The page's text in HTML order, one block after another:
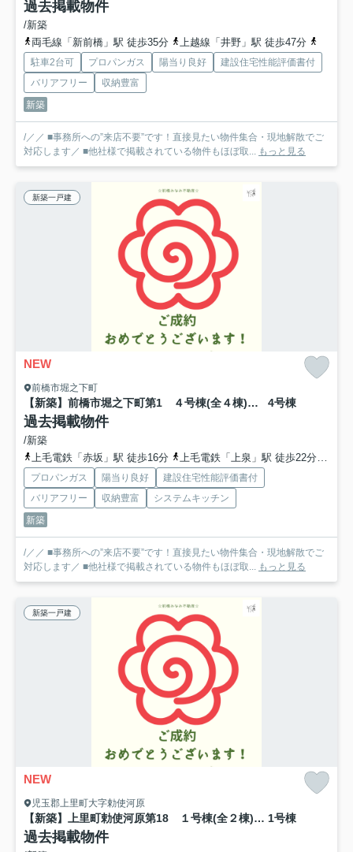
過去掲載物件
/新築
両毛線「新前橋」駅 徒歩35分
上越線「井野」駅 徒歩47分
駐車2台可 プロパンガス 陽当り良好
建設住宅性能評価書付
バリアフリー
収納豊富
新築
/／／ ■事務所への”来店不要”です！直接見たい物件集合・現地解散でご
対応します／ ■他社様で掲載されている物件もほぼ取...
もっと見る
新築一戸建
NEW
前橋市堀之下町
【新築】前橋市堀之下町第1 ４号棟(全４棟) クレイドルガーデン 新築建売分譲 4号棟
過去掲載物件
/新築
上毛電鉄「赤坂」駅 徒歩16分
上毛電鉄「上泉」駅 徒歩22分
プロパンガス 陽当り良好
建設住宅性能評価書付
バリアフリー
収納豊富
システムキッチン
新築
/／／ ■事務所への”来店不要”です！直接見たい物件集合・現地解散でご
対応します／ ■他社様で掲載されている物件もほぼ取...
もっと見る
新築一戸建
NEW
児玉郡上里町大字勅使河原
【新築】上里町勅使河原第18 １号棟(全２棟) クレイドルガーデン 新築建売分譲 1号棟
過去掲載物件